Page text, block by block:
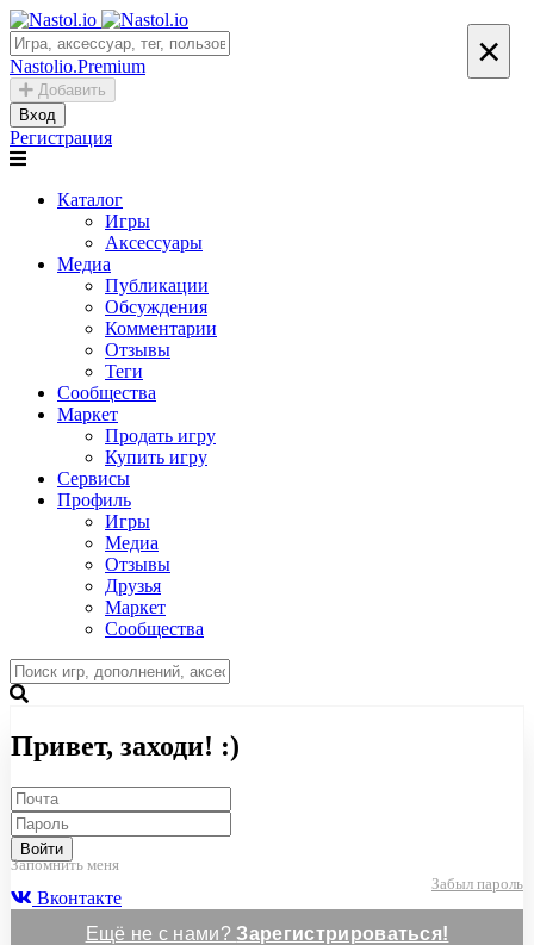
Nastolio.Premium
Добавить
Вход
Регистрация
Каталог
Игры
Аксессуары
Медиа
Публикации
Обсуждения
Комментарии
Отзывы
Теги
Сообщества
Маркет
Продать игру
Купить игру
Сервисы
Профиль
Игры
Медиа
Отзывы
Друзья
Маркет
Сообщества
×
Привет, заходи! :)
Войти
Запомнить меня
Забыл пароль
Вконтакте
Ещё не с нами?Зарегистрироваться!